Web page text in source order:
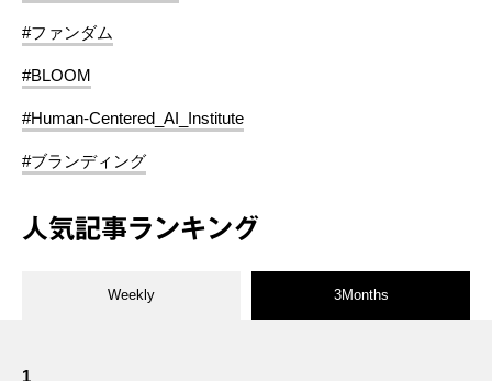
#ファンダム
#BLOOM
#Human-Centered_AI_Institute
#ブランディング
人気記事ランキング
Weekly 3Months
1